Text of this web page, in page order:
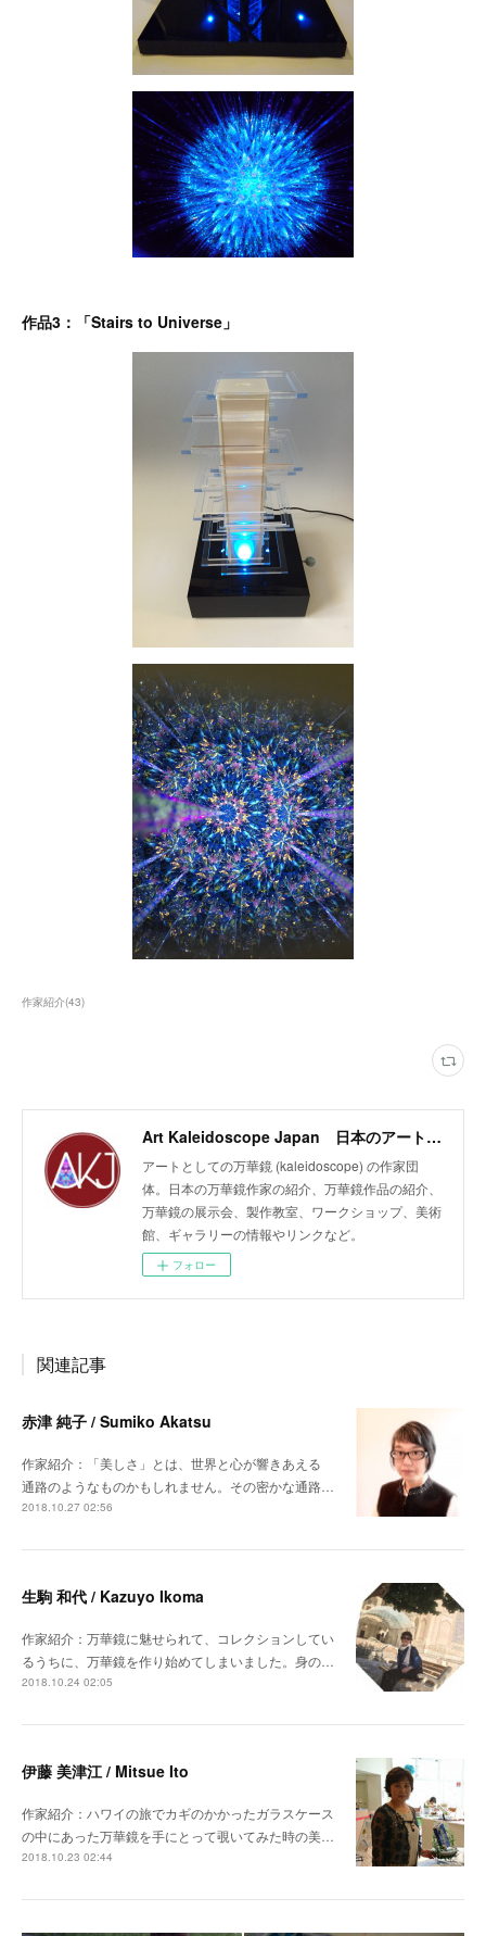
作品3：「Stairs to Universe」
作家紹介(43)
Art Kaleidoscope Japan 日本のアート万華鏡の作家団体
アートとしての万華鏡 (kaleidoscope) の作家団
体。日本の万華鏡作家の紹介、万華鏡作品の紹介、
万華鏡の展示会、製作教室、ワークショップ、美術
館、ギャラリーの情報やリンクなど。
フォロー
関連記事
赤津 純子 / Sumiko Akatsu
作家紹介：「美しさ」とは、世界と心が響きあえる
通路のようなものかもしれません。その密かな通路…
2018.10.27 02:56
生駒 和代 / Kazuyo Ikoma
作家紹介：万華鏡に魅せられて、コレクションしてい
るうちに、万華鏡を作り始めてしまいました。身の…
2018.10.24 02:05
伊藤 美津江 / Mitsue Ito
作家紹介：ハワイの旅でカギのかかったガラスケース
の中にあった万華鏡を手にとって覗いてみた時の美…
2018.10.23 02:44